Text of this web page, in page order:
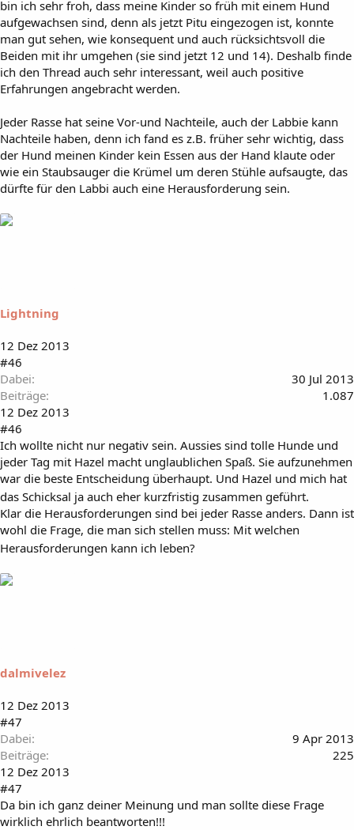
bin ich sehr froh, dass meine Kinder so früh mit einem Hund
aufgewachsen sind, denn als jetzt Pitu eingezogen ist, konnte
man gut sehen, wie konsequent und auch rücksichtsvoll die
Beiden mit ihr umgehen (sie sind jetzt 12 und 14). Deshalb finde
ich den Thread auch sehr interessant, weil auch positive
Erfahrungen angebracht werden.
Jeder Rasse hat seine Vor-und Nachteile, auch der Labbie kann
Nachteile haben, denn ich fand es z.B. früher sehr wichtig, dass
der Hund meinen Kinder kein Essen aus der Hand klaute oder
wie ein Staubsauger die Krümel um deren Stühle aufsaugte, das
dürfte für den Labbi auch eine Herausforderung sein.
Lightning
12 Dez 2013
#46
Dabei
30 Jul 2013
Beiträge
1.087
12 Dez 2013
#46
Ich wollte nicht nur negativ sein. Aussies sind tolle Hunde und
jeder Tag mit Hazel macht unglaublichen Spaß. Sie aufzunehmen
war die beste Entscheidung überhaupt. Und Hazel und mich hat
das Schicksal ja auch eher kurzfristig zusammen geführt.
Klar die Herausforderungen sind bei jeder Rasse anders. Dann ist
wohl die Frage, die man sich stellen muss: Mit welchen
Herausforderungen kann ich leben?
dalmivelez
12 Dez 2013
#47
Dabei
9 Apr 2013
Beiträge
225
12 Dez 2013
#47
Da bin ich ganz deiner Meinung und man sollte diese Frage
wirklich ehrlich beantworten!!!